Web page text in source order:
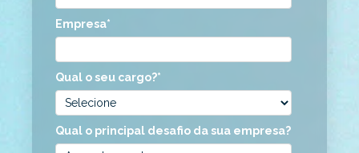
Empresa*
Qual o seu cargo?*
Qual o principal desafio da sua empresa?